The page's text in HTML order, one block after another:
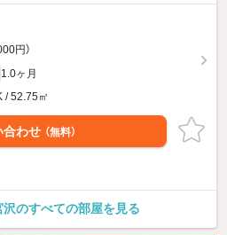
円）
1.0ヶ月
/ 52.75㎡
合わせ （無料）
のすべての部屋を見る